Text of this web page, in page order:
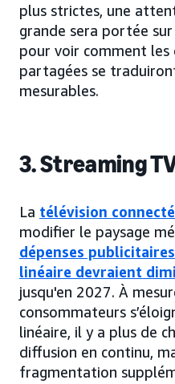
plus strictes, une
grande sera portée
pour voir comment
partagées se
mesurables.
3. Streaming
La télévision
modifier le paysage
dépenses
linéaire devraient
jusqu'en 2027. À
consommateurs
linéaire, il y a plus de
diffusion en continu,
fragmentation